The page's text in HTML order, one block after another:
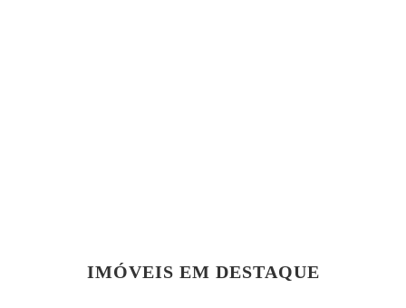
IMÓVEIS EM DESTAQUE